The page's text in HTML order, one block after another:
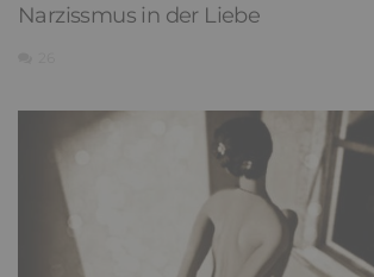
Narzissmus in der Liebe